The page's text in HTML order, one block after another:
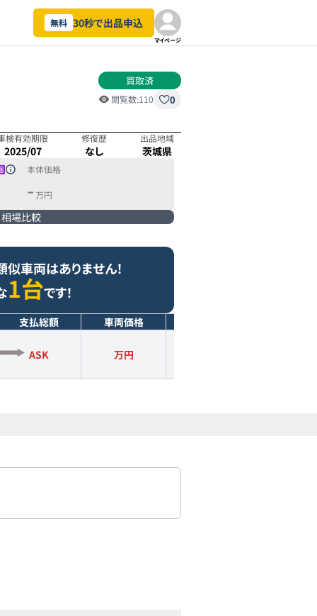
無料 30秒で出品申込
マイページ
買取済
閲覧数:110 0
検有効期限
2025/07
修復歴
なし
出品地域
茨城県
本体価格
- 万円
相場比較
車両はありません！
1台です！
支払総額 車両価格
ASK 万円